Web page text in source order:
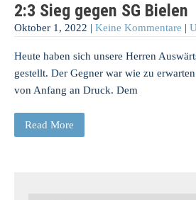
2:3 Sieg gegen SG Bielen
Oktober 1, 2022 | Keine Kommentare |
Heute haben sich unsere Herren
gestellt. Der Gegner war wie zu
von Anfang an Druck. Dem
Read More